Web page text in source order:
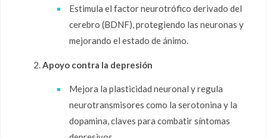
Estimula el factor neurotrófico derivado del
cerebro (BDNF), protegiendo las neuronas y
mejorando el estado de ánimo.
Apoyo contra la depresión
Mejora la plasticidad neuronal y regula
neurotransmisores como la serotonina y la
dopamina, claves para combatir síntomas